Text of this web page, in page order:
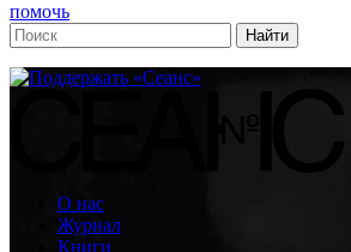
помочь
О нас
Журнал
Книги